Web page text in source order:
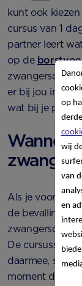
kunt ook
cursus van 1
partner leert
op de
zwangerschap,
er bij jou in de
wat bij je past.
Als je voor een
de bevalling
zwangerschap.
De cursussen
daarmee, start
moment dat je
op
wij
van
en